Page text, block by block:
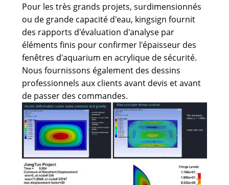
Pour les très grands projets, surdimensionnés
ou de grande capacité d'eau, kingsign fournit
des rapports d'évaluation d'analyse par
éléments finis pour confirmer l'épaisseur des
fenêtres d'aquarium en acrylique de sécurité.
Nous fournissons également des dessins
professionnels aux clients avant devis et avant
de passer des commandes.